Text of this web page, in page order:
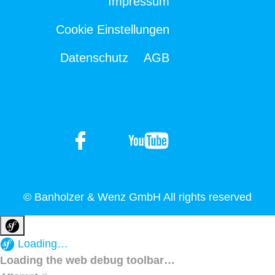
Cookie Einstellungen
Datenschutz AGB
© Banholzer & Wenz GmbH All rights reserved
Loading…
Loading the web debug toolbar…